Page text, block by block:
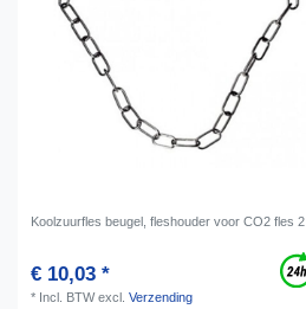
Koolzuurfles beugel, fleshouder voor CO2 fles
€ 10,03 *
* Incl. BTWexcl.Verzending